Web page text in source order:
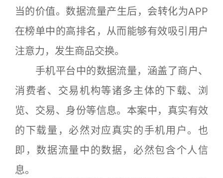
当的价值。数据流量产生后，会转化为APP
在榜单中的高排名，从而能够有效吸引用户
注意力，发生商品交换。
手机平台中的数据流量，涵盖了商户、
消费者、交易机构等诸多主体的下载、浏
览、交易、身份等信息。本案中，真实有效
的下载量，必然对应真实的手机用户。也
即，数据流量中的数据，必然包含个人信
息。